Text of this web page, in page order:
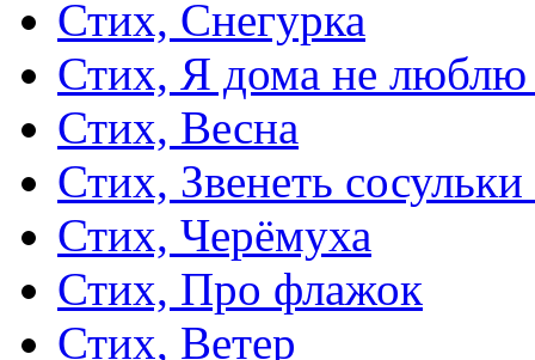
Стих, Снегурка
Стих, Я дома не люблю
Стих, Весна
Стих, Звенеть сосульки
Стих, Черёмуха
Стих, Про флажок
Стих, Ветер